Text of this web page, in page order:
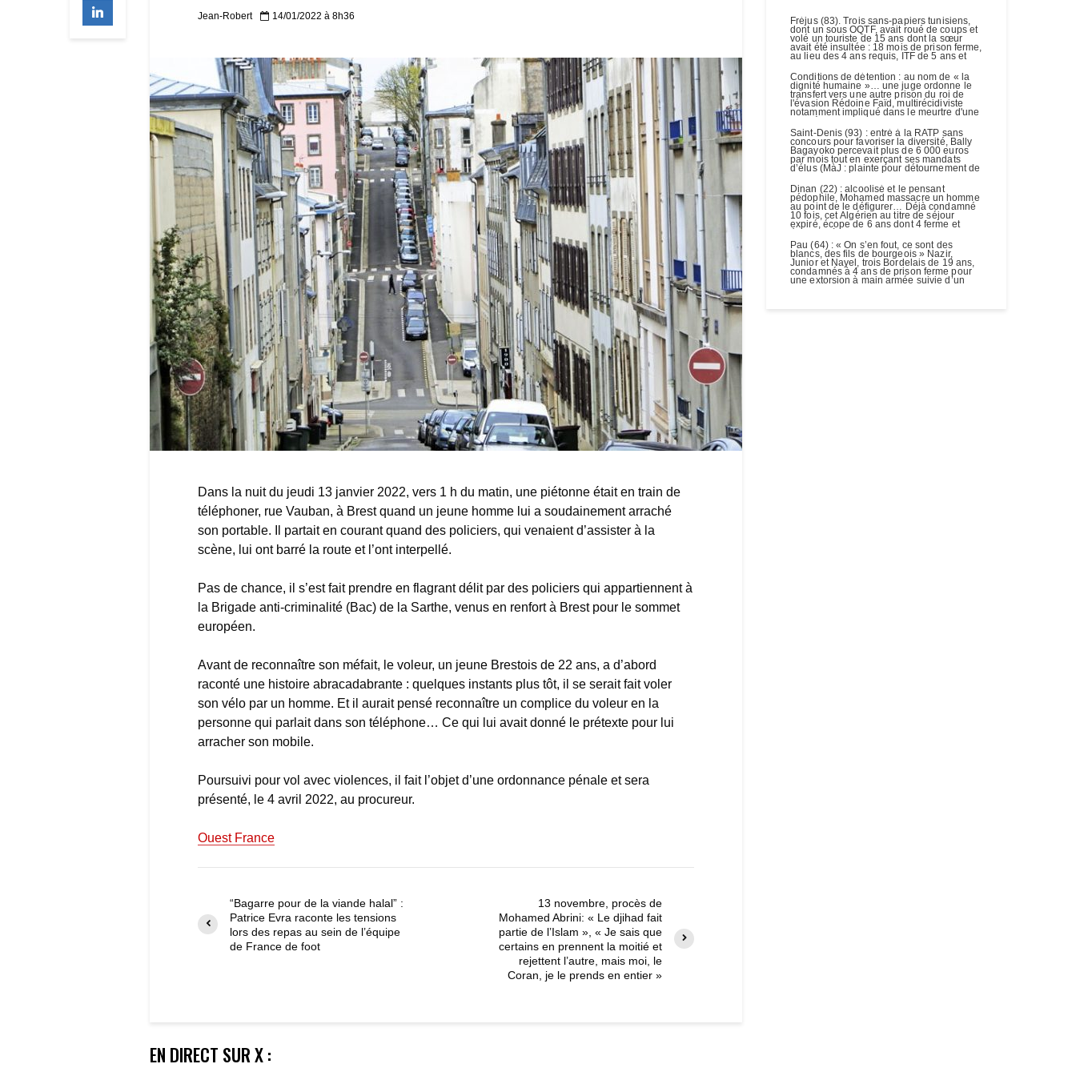
Jean-Robert 14/01/2022 à 8h36
Dans la nuit du jeudi 13 janvier 2022, vers 1 h du matin, une piétonne était en train de
téléphoner, rue Vauban, à Brest quand un jeune homme lui a soudainement arraché
son portable. Il partait en courant quand des policiers, qui venaient d’assister à la
scène, lui ont barré la route et l’ont interpellé.
Pas de chance, il s’est fait prendre en flagrant délit par des policiers qui appartiennent à
la Brigade anti-criminalité (Bac) de la Sarthe, venus en renfort à Brest pour le sommet
européen.
Avant de reconnaître son méfait, le voleur, un jeune Brestois de 22 ans, a d’abord
raconté une histoire abracadabrante : quelques instants plus tôt, il se serait fait voler
son vélo par un homme. Et il aurait pensé reconnaître un complice du voleur en la
personne qui parlait dans son téléphone… Ce qui lui avait donné le prétexte pour lui
arracher son mobile.
Poursuivi pour vol avec violences, il fait l’objet d’une ordonnance pénale et sera
présenté, le 4 avril 2022, au procureur.
Ouest France
“Bagarre pour de la viande halal” :
Patrice Evra raconte les tensions
lors des repas au sein de l’équipe
de France de foot
13 novembre, procès de
Mohamed Abrini: « Le djihad fait
partie de l’Islam », « Je sais que
certains en prennent la moitié et
rejettent l’autre, mais moi, le
Coran, je le prends en entier »
EN DIRECT SUR X :